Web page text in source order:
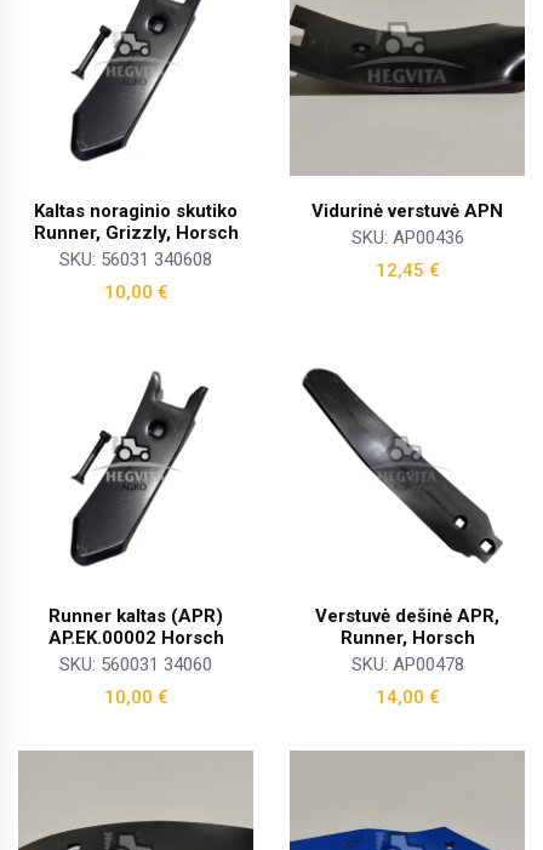
Kaltas noraginio skutiko
Runner, Grizzly, Horsch
SKU: 56031 340608
10,00 €
Vidurinė verstuvė APN
SKU: AP00436
12,45 €
Runner kaltas (APR)
AP.EK.00002 Horsch
SKU: 560031 34060
10,00 €
Verstuvė dešinė APR,
Runner, Horsch
SKU: AP00478
14,00 €